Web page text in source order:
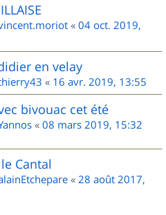
« 04 oct. 2019,
en velay
« 16 avr. 2019, 13:55
bivouac cet été
« 08 mars 2019, 15:32
Cantal
« 28 août 2017,